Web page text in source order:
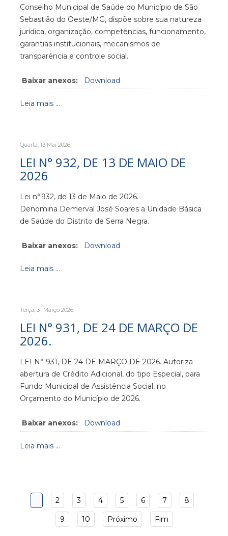
Conselho Municipal de Saúde do Município de São
Sebastião do Oeste/MG, dispõe sobre sua natureza
jurídica, organização, competências, funcionamento,
garantias institucionais, mecanismos de
transparência e controle social.
Baixar anexos: Download
Leia mais ...
Quarta, 13 Mai 2026
LEI N° 932, DE 13 DE MAIO DE
2026
Lei n°932, de 13 de Maio de 2026.
Denomina Demerval José Soares a Unidade Básica
de Saúde do Distrito de Serra Negra.
Baixar anexos: Download
Leia mais ...
Terça, 31 Março 2026
LEI N° 931, DE 24 DE MARÇO DE
2026.
LEI N° 931, DE 24 DE MARÇO DE 2026. Autoriza
abertura de Crédito Adicional, do tipo Especial, para
Fundo Municipal de Assistência Social, no
Orçamento do Município de 2026.
Baixar anexos: Download
Leia mais ...
2 3 4 5 6 7 8
9 10 Próximo Fim